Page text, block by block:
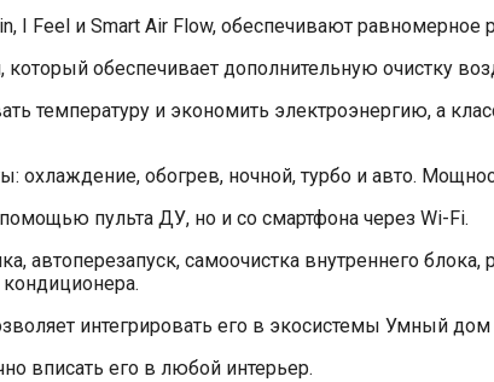
I Feel и Smart Air Flow, обеспечивают
обеспечивает дополнительную очистку
температуру и экономить электроэнергию, а
обогрев, ночной, турбо и авто.
пульта ДУ, но и со смартфона через Wi-Fi.
автоперезапуск, самоочистка внутреннего
интегрировать его в экосистемы Умный
вписать его в любой интерьер.